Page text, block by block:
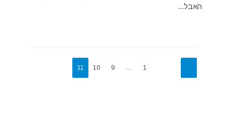
האבל...
1
…
9
10
11